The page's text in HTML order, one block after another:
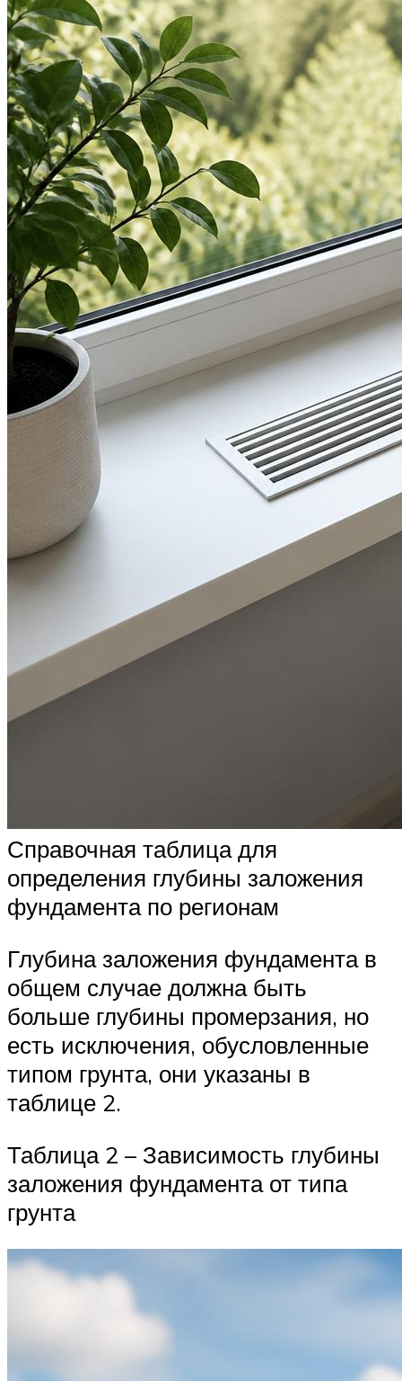
Справочная таблица для
определения глубины заложения
фундамента по регионам
Глубина заложения фундамента в
общем случае должна быть
больше глубины промерзания, но
есть исключения, обусловленные
типом грунта, они указаны в
таблице 2.
Таблица 2 – Зависимость глубины
заложения фундамента от типа
грунта